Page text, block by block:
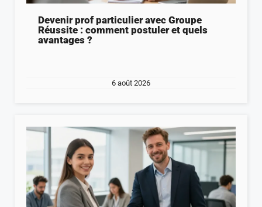
Devenir prof particulier avec Groupe
Réussite : comment postuler et quels
avantages ?
6 août 2026